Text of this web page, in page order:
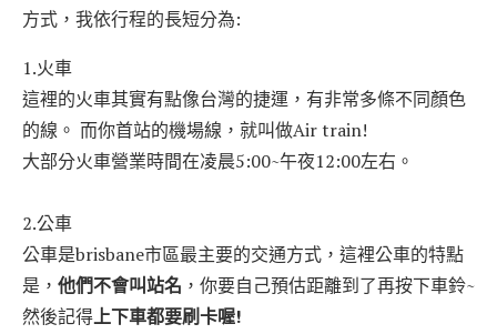
方式，我依行程的長短分為:
1.火車
這裡的火車其實有點像台灣的捷運，有非常多條不同顏色
的線。 而你首站的機場線，就叫做Air train!
大部分火車營業時間在凌晨5:00~午夜12:00左右。
2.公車
公車是brisbane市區最主要的交通方式，這裡公車的特點
是， 他們不會叫站名 ，你要自己預估距離到了再按下車鈴~
然後記得上下車都要刷卡喔!